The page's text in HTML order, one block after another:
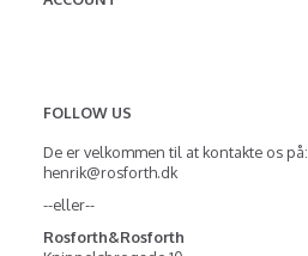
FOLLOW US
De er velkommen til at kontakte os på:
henrik@rosforth.dk
--eller--
Rosforth&Rosforth